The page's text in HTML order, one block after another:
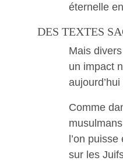
éternelle
DES TEXTES
Mais
un impact
Comme
l’on
sur les